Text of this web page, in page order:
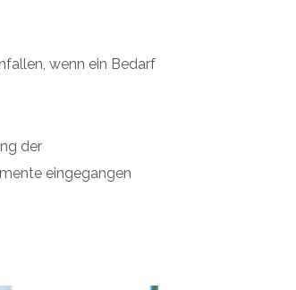
wenn ein Bedarf
der
eingegangen